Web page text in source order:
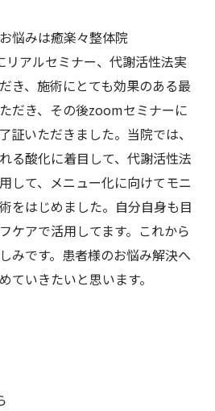
悩みは癒楽々整体院
アルセミナー、代謝活性法実
き、施術にとても効果のある最
だき、その後zoomセミナーに
証いただきました。当院では、
る酸化に着目して、代謝活性法
して、メニュー化に向けてモニ
をはじめました。自分自身も目
ケアで活用してます。これから
みです。患者様のお悩み解決へ
ていきたいと思います。